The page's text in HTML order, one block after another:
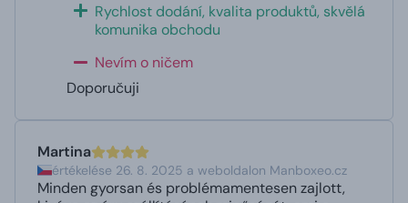
Rychlost dodání, kvalita produktů, skvělá
komunika obchodu
Nevím o ničem
Doporučuji
Martina
értékelése 26. 8. 2025 a weboldalon Manboxeo.cz
Minden gyorsan és problémamentesen zajlott,